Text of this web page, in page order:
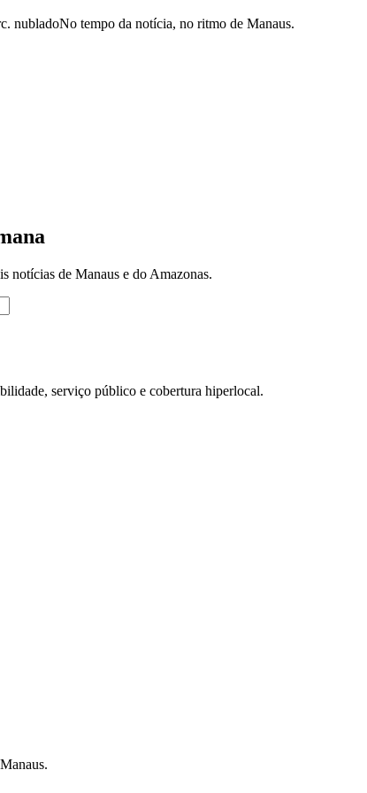
nubladoNo tempo da notícia, no ritmo de Manaus.
notícias de Manaus e do Amazonas.
serviço público e cobertura hiperlocal.